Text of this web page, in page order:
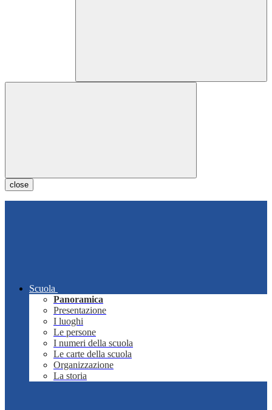
close
Scuola
Panoramica
Presentazione
I luoghi
Le persone
I numeri della scuola
Le carte della scuola
Organizzazione
La storia